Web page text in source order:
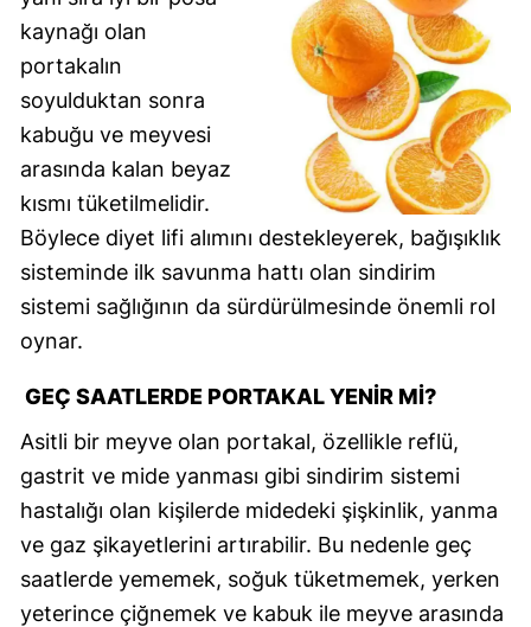
kaynağı olan
portakalın
soyulduktan sonra
kabuğu ve meyvesi
arasında kalan beyaz
kısmı tüketilmelidir.
Böylece diyet lifi alımını destekleyerek, bağışıklık
sisteminde ilk savunma hattı olan sindirim
sistemi sağlığının da sürdürülmesinde önemli rol
oynar.
GEÇ SAATLERDE PORTAKAL YENIR MI?
Asitli bir meyve olan portakal, özellikle reflü,
gastrit ve mide yanması gibi sindirim sistemi
hastalığı olan kişilerde midedeki şişkinlik, yanma
ve gaz şikayetlerini artırabilir. Bu nedenle geç
saatlerde yememek, soğuk tüketmemek, yerken
yeterince çiğnemek ve kabuk ile meyve arasında